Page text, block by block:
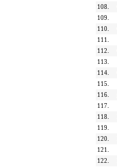
108.
109.
110.
111.
112.
113.
114.
115.
116.
117.
118.
119.
120.
121.
122.